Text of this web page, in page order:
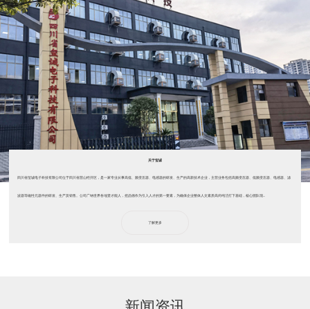
关于玺诚
四川省玺诚电子科技有限公司位于四川省营山经开区，是一家专业从事高低、频变压器、电感器的研发、生产的高新技术企业，主营业务包括高频变压器、低频变压器、电感器、滤
波器等磁性元器件的研发、生产及销售。公司广纳世界各地贤才能人，把品德作为引入人才的第一要素，为确保企业整体人文素质高尚纯洁打下基础，核心团队现...
了解更多